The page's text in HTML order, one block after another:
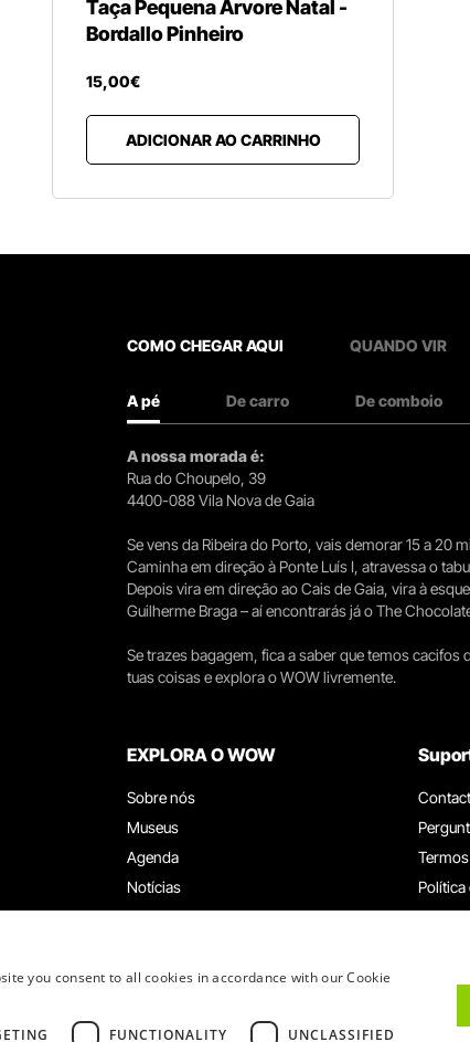
Taça Pequena Árvore Natal -
Bordallo Pinheiro
15,00€
ADICIONAR AO CARRINHO
COMO CHEGAR AQUI QUANDO VIR
A pé De carro De comboio
A nossa morada é:
Rua do Choupelo, 39
4400-088 Vila Nova de Gaia
Se vens da Ribeira do Porto, vais demorar 15 a 20
Caminha em direção à Ponte Luís I, atravessa o
Depois vira em direção ao Cais de Gaia, vira à
Guilherme Braga – aí encontrarás já o The
Se trazes bagagem, fica a saber que temos
tuas coisas e explora o WOW livremente.
EXPLORA O WOW
Sobre nós
Museus
Agenda
Notícias
Restaurantes
Grupos e Eventos
Política
you consent to all cookies in accordance with our Cookie
FUNCTIONALITY UNCLASSIFIED